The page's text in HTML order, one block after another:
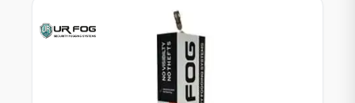
haben 4 Eingänge und 5 Ausgänge.Technische Daten:
Verneblungsvolumen (pro Auslösung): 2000 m³
Gesamtverneblungsvolumen: 6800 m³ Maximale
Auslösezeit: 80 Sekunden Tankvolumen: 4000 ml (nicht
verstellbar (sabotageüberwacht) Spannungsversorgung: